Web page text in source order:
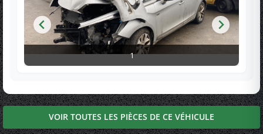
1
VOIR TOUTES LES PIÈCES DE CE VÉHICULE